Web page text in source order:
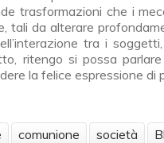
trasformazioni che i
tali da alterare
tra i
ritengo si possa
la felice espressione di
comunione società